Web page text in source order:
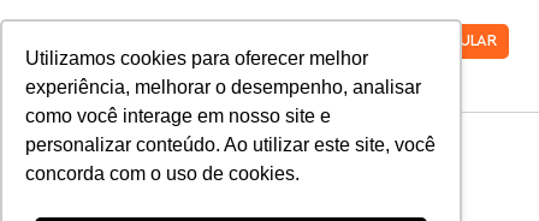
Utilizamos cookies para oferecer melhor
experiência, melhorar o desempenho, analisar
como você interage em nosso site e
personalizar conteúdo. Ao utilizar este site, você
concorda com o uso de cookies.
VESTIBULAR
REMATRICULA-12